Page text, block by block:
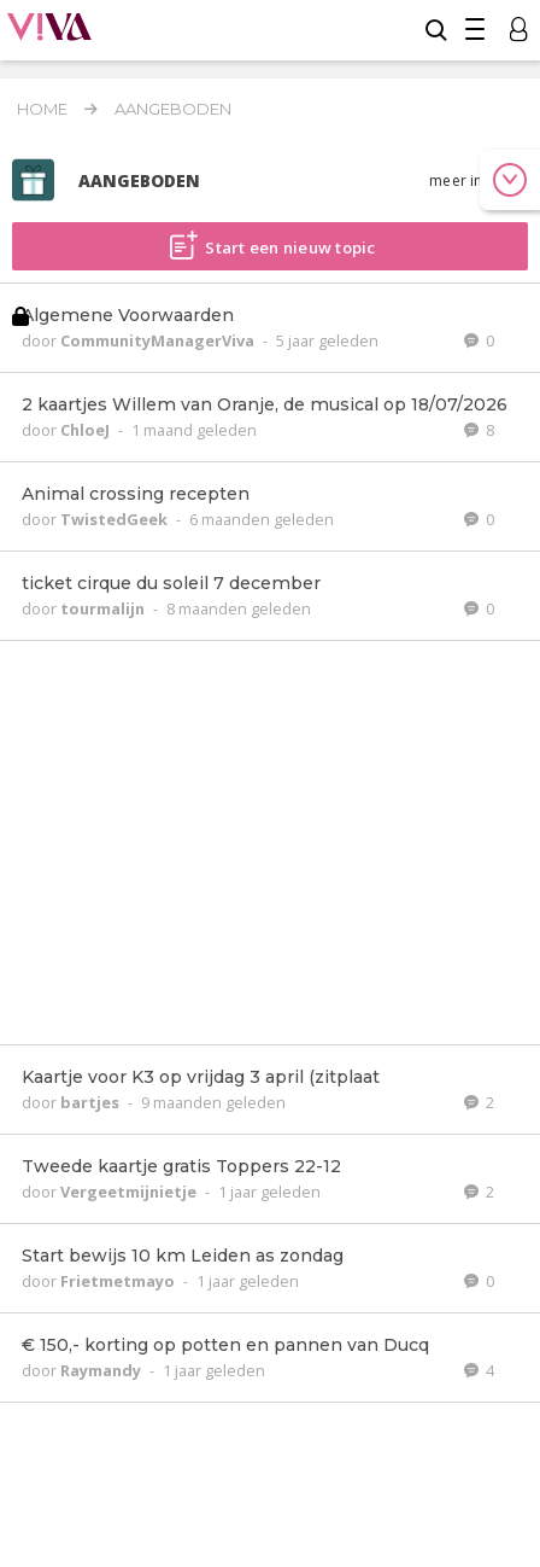
HOME AANGEBODEN
AANGEBODEN meer info
Start een nieuw topic
Algemene Voorwaarden
door CommunityManagerViva - 5 jaar geleden 0
2 kaartjes Willem van Oranje, de musical op 18/07/2026
door ChloeJ - 1 maand geleden 8
Animal crossing recepten
door TwistedGeek - 6 maanden geleden 0
ticket cirque du soleil 7 december
door tourmalijn - 8 maanden geleden 0
Kaartje voor K3 op vrijdag 3 april (zitplaat
door bartjes - 9 maanden geleden 2
Tweede kaartje gratis Toppers 22-12
doorVergeetmijnietje - 1 jaar geleden 2
Start bewijs 10 km Leiden as zondag
door Frietmetmayo - 1 jaar geleden 0
€ 150,- korting op potten en pannen van Ducq
door Raymandy - 1 jaar geleden 4